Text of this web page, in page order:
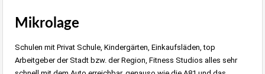
Mikrolage
Schulen mit Privat Schule, Kindergärten, Einkaufsläden, top
Arbeitgeber der Stadt bzw. der Region, Fitness Studios alles sehr